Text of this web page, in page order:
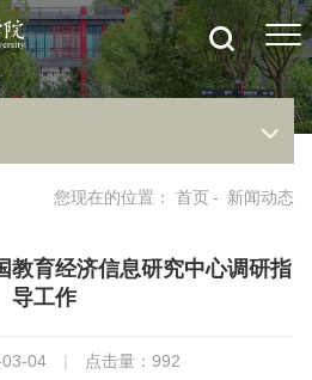
您现在的位置： 首页- 新闻动态
教育经济信息研究中心调研指
导工作
04 | 点击量： 992